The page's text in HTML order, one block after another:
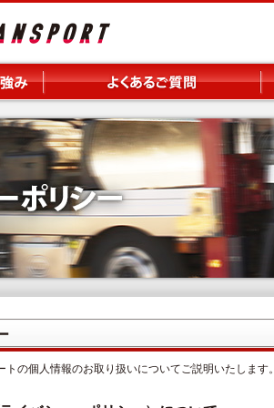
の個人情報のお取り扱いについてご説明いたします。